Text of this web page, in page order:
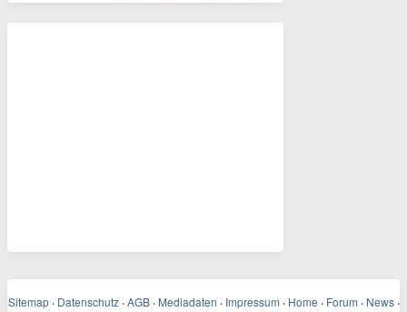
Sitemap · Datenschutz · AGB · Mediadaten · Impressum · Home · Forum · News ·